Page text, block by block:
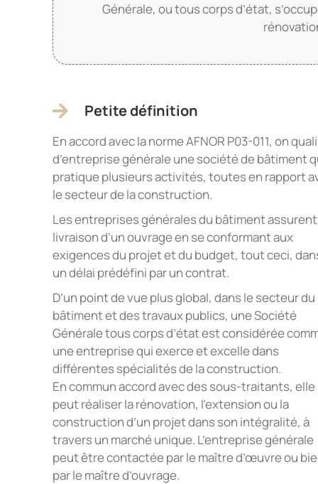
Générale, ou tous corps d’état,
Petite définition
En accord avec la norme AFNOR P03-011, on
d’entreprise générale une société de bâtiment
pratique plusieurs activités, toutes en rapport
le secteur de la construction.
Les entreprises générales du bâtiment
livraison d’un ouvrage en se conformant aux
exigences du projet et du budget, tout ceci,
un délai prédéfini par un contrat.
D’un point de vue plus global, dans le secteur du
bâtiment et des travaux publics, une Société
Générale tous corps d’état est considérée
une entreprise qui exerce et excelle dans
différentes spécialités de la construction.
En commun accord avec des sous-traitants, elle
peut réaliser la rénovation, l’extension ou la
construction d’un projet dans son intégralité, à
travers un marché unique. L’entreprise générale
peut être contactée par le maître d’œuvre ou
par le maître d’ouvrage.